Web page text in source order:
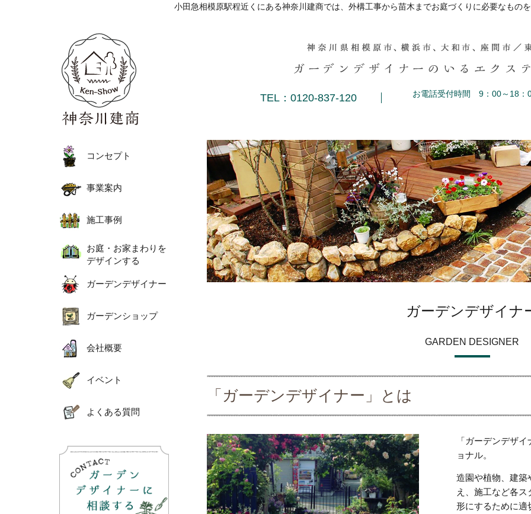
小田急相模原駅程近くにある神奈川建商では、外構工事から苗木までお庭づくりに必要なもの
TEL：0120-837-120 お電話受付時間 9：00～18：
コンセプト
事業案内
施工事例
お庭・お家まわりを
デザインする
ガーデンデザイナー
ガーデンショップ
会社概要
イベント
よくある質問
ガーデンデザイナ
GARDEN DESIGNER
「ガーデンデザイナー」とは
「ガーデンデザ
ョナル。
造園や植物、建築
え、施工など各
形にするために適